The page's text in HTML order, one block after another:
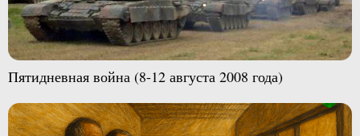
Пятидневная война (8-12 августа 2008 года)